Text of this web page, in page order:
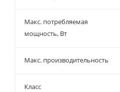
Макс. потребляемая
мощность, Вт
Макс. производительность
Класс